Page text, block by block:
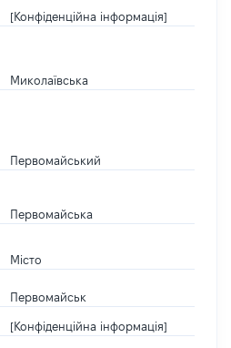
[Конфіденційна інформація]
Миколаївська
Первомайський
Первомайська
Місто
Первомайськ
[Конфіденційна інформація]